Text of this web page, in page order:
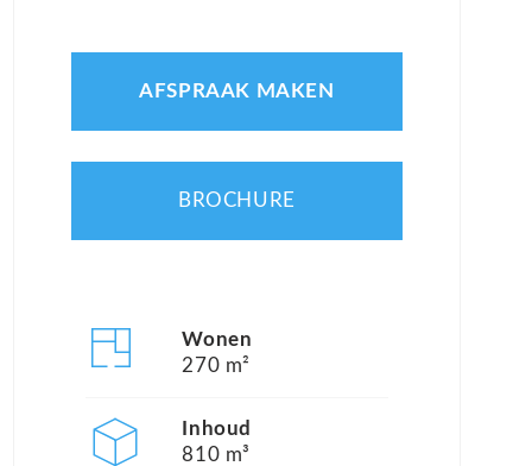
AFSPRAAK MAKEN
BROCHURE
Wonen
270 m²
Inhoud
810 m³